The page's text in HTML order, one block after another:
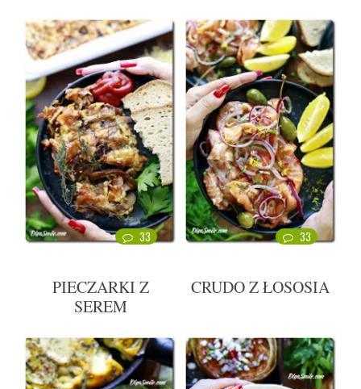
33
PIECZARKI Z
SEREM
33
CRUDO Z ŁOSOSIA